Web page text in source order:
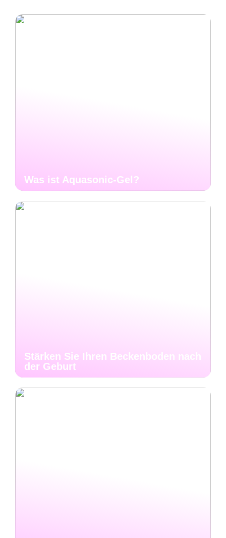
Was ist Aquasonic-Gel?
Stärken Sie Ihren Beckenboden nach
der Geburt